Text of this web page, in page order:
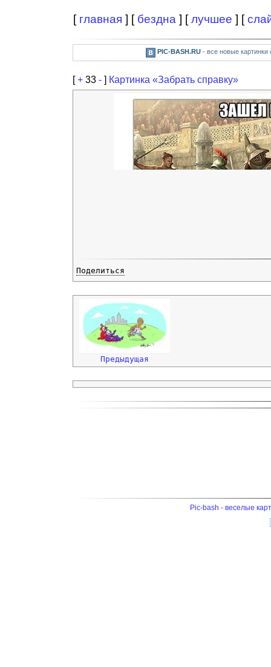
[ главная ] [ бездна ] [лучшее ] [
PIC-BASH.RU- все новые картинки
[+ 33 - ] Картинка «Забрать справку»
Поделиться
Предыдущая
Pic-bash - веселые